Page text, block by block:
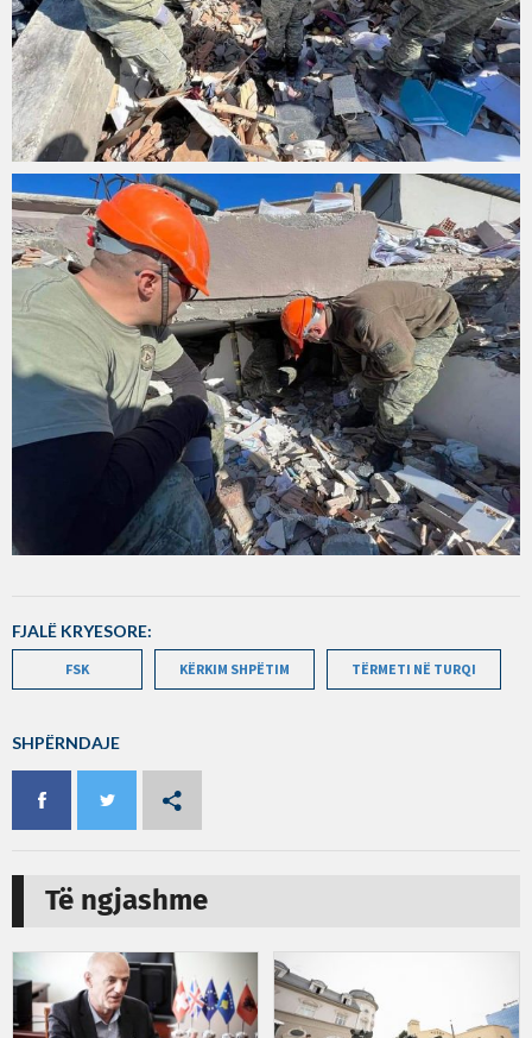
FJALË KRYESORE:
FSK KËRKIM SHPËTIM TËRMETI NË TURQI
SHPËRNDAJE
Të ngjashme